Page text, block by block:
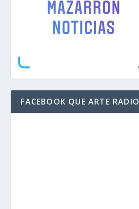
FACEBOOK QUE ARTE RADIO